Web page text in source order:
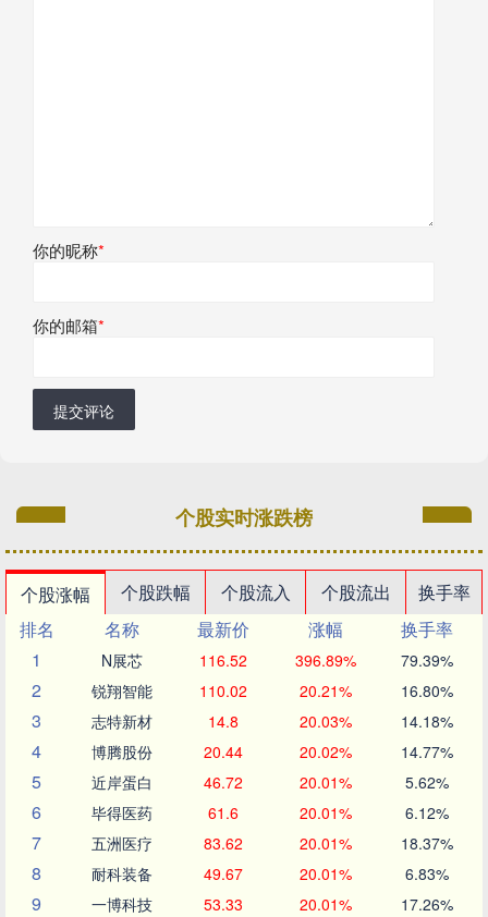
你的昵称*
你的邮箱*
提交评论
个股实时涨跌榜
个股涨幅 个股跌幅 个股流入 个股流出
换手率
排名
名称 最新价 涨幅
换手率
1
N展芯 116.52 396.89% 79.39%
2 锐翔智能 110.02 20.21% 16.80%
3 志特新材 14.8 20.03% 14.18%
4 博腾股份 20.44 20.02% 14.77%
5 近岸蛋白 46.72 20.01% 5.62%
6 毕得医药 61.6 20.01% 6.12%
7 五洲医疗 83.62 20.01% 18.37%
8 耐科装备 49.67 20.01% 6.83%
9 一博科技 53.33 20.01% 17.26%